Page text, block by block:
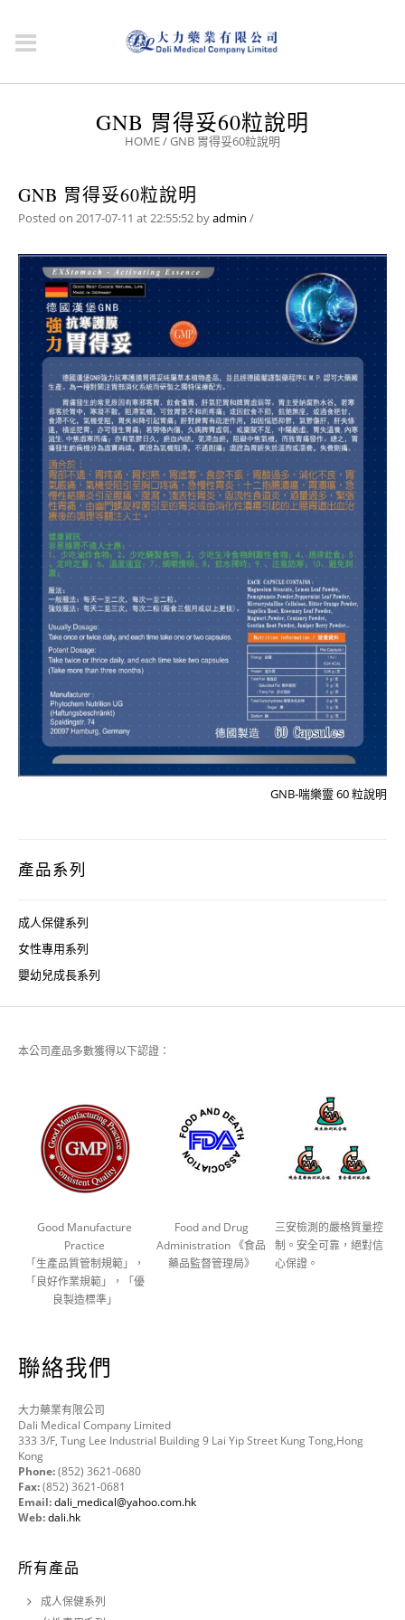
GNB 胃得妥60粒說明
HOME/GNB 胃得妥60粒說明
GNB 胃得妥60粒說明
Posted on 2017-07-11 at 22:55:52 byadmin /
GNB-喘樂靈 60 粒說明
產品系列
成人保健系列
女性專用系列
嬰幼兒成長系列
本公司產品多數獲得以下認證：
Good Manufacture
Practice
「生產品質管制規範」，
「良好作業規範」，「優
良製造標準」
Food and Drug
Administration 《食品
藥品監督管理局》
三安檢測的嚴格質量控
制。安全可靠，絕對信
心保證。
聯絡我們
大力藥業有限公司
Dali Medical Company Limited
333 3/F, Tung Lee Industrial Building 9 Lai Yip Street Kung Tong,Hong
Kong
Phone:(852) 3621-0680
Fax:(852) 3621-0681
Email:dali_medical@yahoo.com.hk
Web:dali.hk
所有產品
成人保健系列